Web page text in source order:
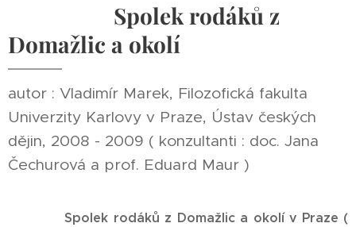
Spolek rodáků z
Domažlic a okolí
autor : Vladimír Marek, Filozofická fakulta
Univerzity Karlovy v Praze, Ústav českých
dějin, 2008 - 2009 ( konzultanti : doc. Jana
Čechurová a prof. Eduard Maur )
Spolek rodáků z Domažlic a okolí v Praze (